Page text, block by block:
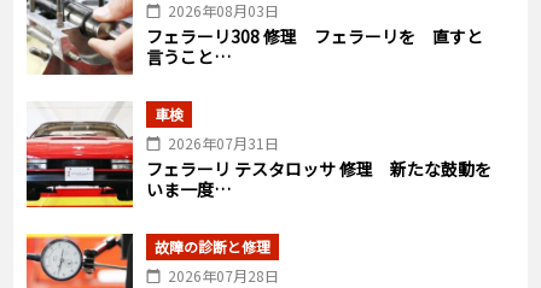
2026年08月03日
フェラーリ308 修理 フェラーリを 直すと
言うこと…
車検
2026年07月31日
フェラーリ テスタロッサ 修理 新たな鼓動を
いま一度…
故障の診断と修理
2026年07月28日